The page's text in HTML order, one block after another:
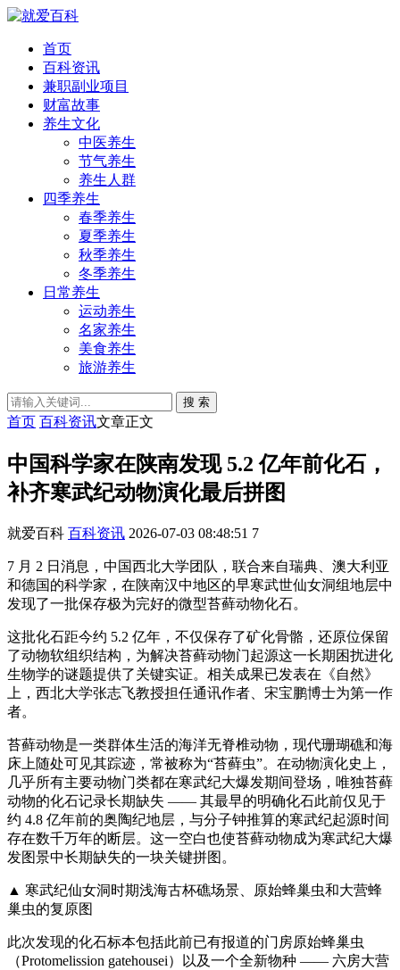
首页
百科资讯
兼职副业项目
财富故事
养生文化
中医养生
节气养生
养生人群
四季养生
春季养生
夏季养生
秋季养生
冬季养生
日常养生
运动养生
名家养生
美食养生
旅游养生
搜 索
首页 百科资讯文章正文
中国科学家在陕南发现 5.2 亿年前化石，
补齐寒武纪动物演化最后拼图
就爱百科 百科资讯 2026-07-03 08:48:51 7
7 月 2 日消息，中国西北大学团队，联合来自瑞典、澳大利亚
和德国的科学家，在陕南汉中地区的早寒武世仙女洞组地层中
发现了一批保存极为完好的微型苔藓动物化石。
这批化石距今约 5.2 亿年，不仅保存了矿化骨骼，还原位保留
了动物软组织结构，为解决苔藓动物门起源这一长期困扰进化
生物学的谜题提供了关键实证。相关成果已发表在《自然》
上，西北大学张志飞教授担任通讯作者、宋宝鹏博士为第一作
者。
苔藓动物是一类群体生活的海洋无脊椎动物，现代珊瑚礁和海
床上随处可见其踪迹，常被称为“苔藓虫”。在动物演化史上，
几乎所有主要动物门类都在寒武纪大爆发期间登场，唯独苔藓
动物的化石记录长期缺失 —— 其最早的明确化石此前仅见于
约 4.8 亿年前的奥陶纪地层，与分子钟推算的寒武纪起源时间
存在数千万年的断层。这一空白也使苔藓动物成为寒武纪大爆
发图景中长期缺失的一块关键拼图。
▲ 寒武纪仙女洞时期浅海古杯礁场景、原始蜂巢虫和大营蜂
巢虫的复原图
此次发现的化石标本包括此前已有报道的门房原始蜂巢虫
（Protomelission gatehousei）以及一个全新物种 —— 六房大营